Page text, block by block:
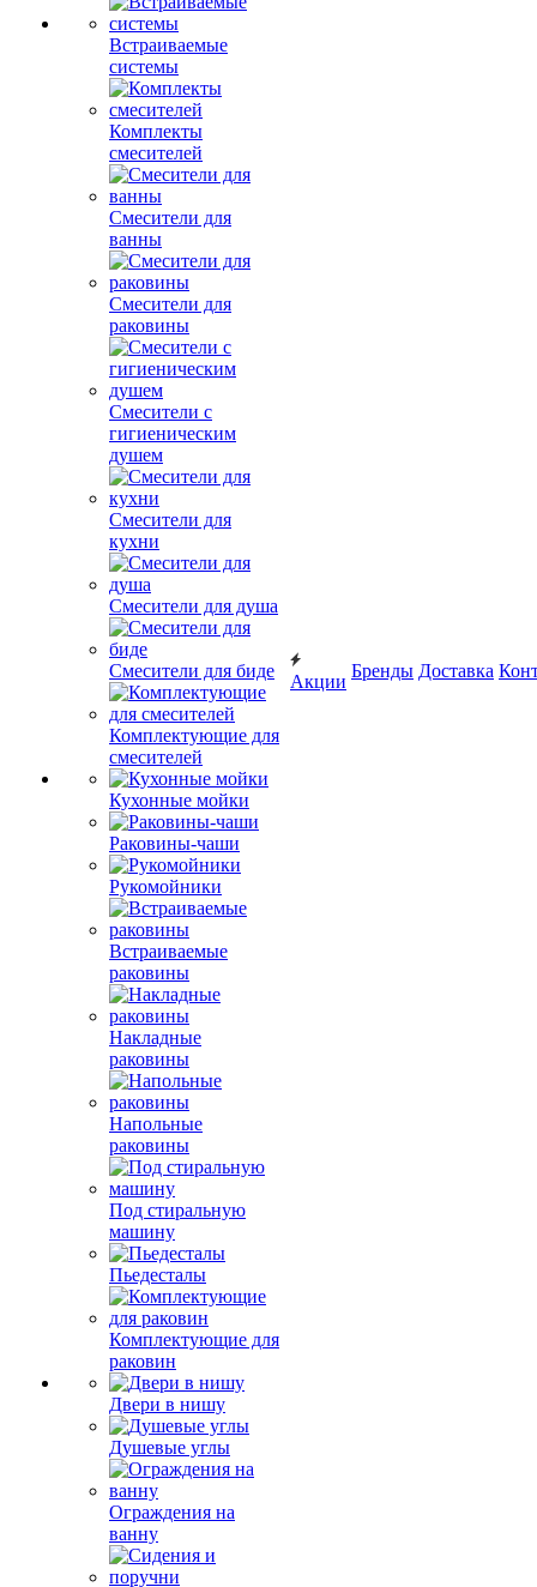
Встраиваемые
системы
Комплекты
смесителей
Смесители для
ванны
Смесители для
раковины
Смесители с
гигиеническим
душем
Смесители для
кухни
Смесители для душа
Смесители для биде
Комплектующие для
смесителей
Кухонные мойки
Раковины-чаши
Рукомойники
Встраиваемые
раковины
Накладные
раковины
Напольные
раковины
Под стиральную
машину
Пьедесталы
Комплектующие для
раковин
Двери в нишу
Душевые углы
Ограждения на
ванну
Акции
Бренды Доставка